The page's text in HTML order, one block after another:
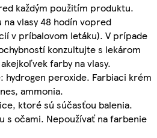
každým použitím produktu.
vlasy 48 hodín vopred
v príbalovom letáku). V prípade
konzultujte s lekárom
farby na vlasy.
hydrogen peroxide. Farbiaci krém
ammonia.
ktoré sú súčasťou balenia.
s očami. Nepoužívať na farbenie